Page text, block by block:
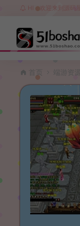
HI，欢迎来到源码屋
首页 端游资源